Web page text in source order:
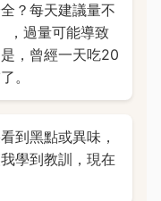
？每天建議量不
，過量可能導致
，曾經一天吃20
。
到黑點或異味，
學到教訓，現在